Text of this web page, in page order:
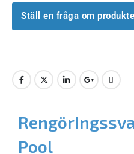
Ställ en fråga om
Pool